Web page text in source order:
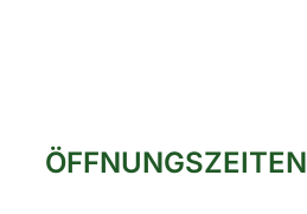
ÖFFNUNGSZEITEN